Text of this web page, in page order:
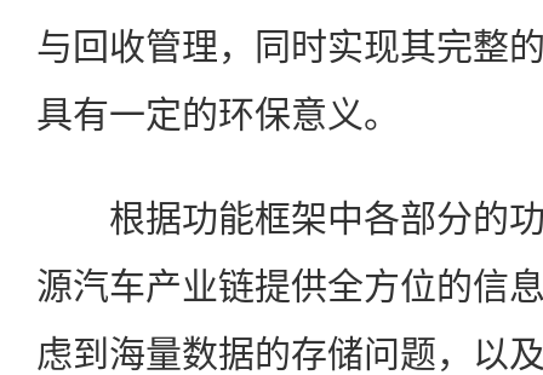
与回收管理，同时实现其完整
具有一定的环保意义。
根据功能框架中各部分的功
源汽车产业链提供全方位的信
虑到海量数据的存储问题，以